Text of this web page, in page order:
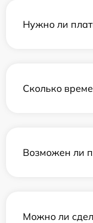
Нужно ли
Сколько
Возможен ли
Можно ли